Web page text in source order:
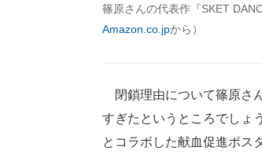
篠原さんの代表作『SKET
Amazon.co.jpから）
閉鎖理由について篠原さ
すぎたというところでしょ
とコラボした献血促進ポス